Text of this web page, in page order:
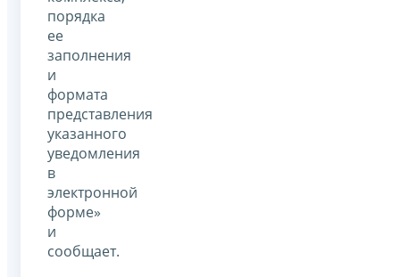
порядка
ее
заполнения
и
формата
представления
указанного
уведомления
в
электронной
форме»
и
сообщает.